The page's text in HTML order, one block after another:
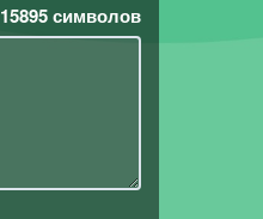
15895символов